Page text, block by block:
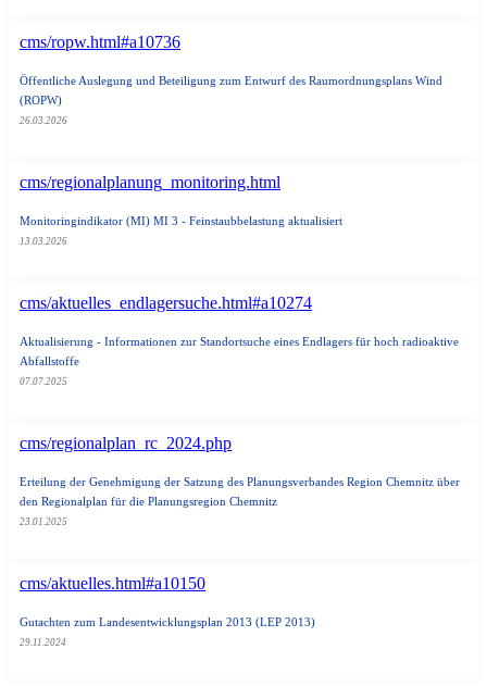
cms/ropw.html#a10736
Öffentliche Auslegung und Beteiligung zum Entwurf des Raumordnungsplans Wind
(ROPW)
26.03.2026
cms/regionalplanung_monitoring.html
Monitoringindikator (MI) MI 3 - Feinstaubbelastung aktualisiert
13.03.2026
cms/aktuelles_endlagersuche.html#a10274
Aktualisierung - Informationen zur Standortsuche eines Endlagers für hoch radioaktive
Abfallstoffe
07.07.2025
cms/regionalplan_rc_2024.php
Erteilung der Genehmigung der Satzung des Planungsverbandes Region Chemnitz über
den Regionalplan für die Planungsregion Chemnitz
23.01.2025
cms/aktuelles.html#a10150
Gutachten zum Landesentwicklungsplan 2013 (LEP 2013)
29.11.2024